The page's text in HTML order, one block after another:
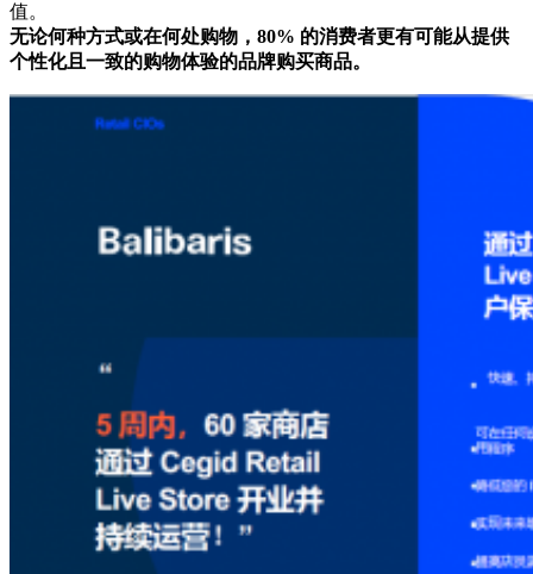
值。
无论何种方式或在何处购物，80% 的消费者更有可能从提供
个性化且一致的购物体验的品牌购买商品。